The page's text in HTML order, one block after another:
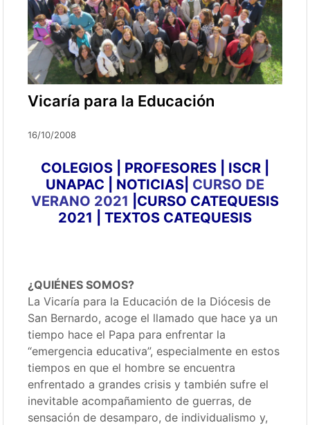
Vicaría para la Educación
16/10/2008
COLEGIOS PROFESORES ISCR
UNAPAC
NOTICIAS CURSO DE
VERANO 2021
CURSO CATEQUESIS
2021
TEXTOS CATEQUESIS
¿QUIÉNES SOMOS?
La Vicaría para la Educación de la Diócesis de
San Bernardo, acoge el llamado que hace ya un
tiempo hace el Papa para enfrentar la
“emergencia educativa”, especialmente en estos
tiempos en que el hombre se encuentra
enfrentado a grandes crisis y también sufre el
inevitable acompañamiento de guerras, de
sensación de desamparo, de individualismo y,